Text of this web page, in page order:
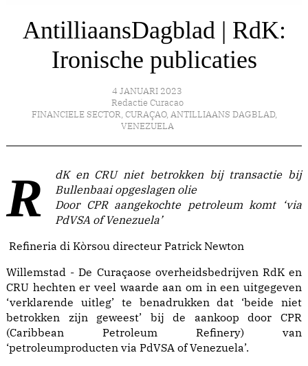
AntilliaansDagblad | RdK:
Ironische publicaties
4 JANUARI 2023
Redactie Curacao
FINANCIELE SECTOR, CURAÇAO, ANTILLIAANS DAGBLAD,
VENEZUELA
RdK en CRU niet betrokken bij transactie bij
Bullenbaai opgeslagen olie
Door CPR aangekochte petroleum komt ‘via
PdVSA of Venezuela’
Refineria di Kòrsou directeur Patrick Newton
Willemstad - De Curaçaose overheidsbedrijven RdK en
CRU hechten er veel waarde aan om in een uitgegeven
‘verklarende uitleg’ te benadrukken dat ‘beide niet
betrokken zijn geweest’ bij de aankoop door CPR
(Caribbean Petroleum Refinery) van
‘petroleumproducten via PdVSA of Venezuela’.